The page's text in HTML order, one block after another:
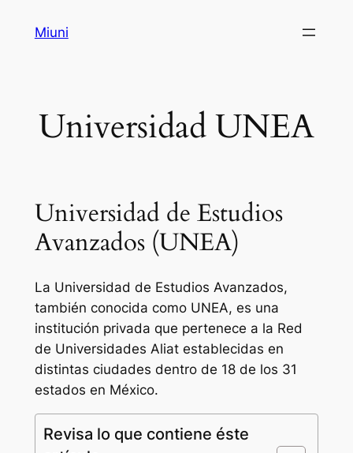
Miuni
Universidad UNEA
Universidad de Estudios
Avanzados (UNEA)
La Universidad de Estudios Avanzados,
también conocida como UNEA, es una
institución privada que pertenece a la Red
de Universidades Aliat establecidas en
distintas ciudades dentro de 18 de los 31
estados en México.
Revisa lo que contiene éste